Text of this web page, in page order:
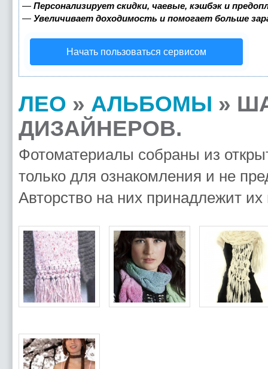
— Персонализирует скидки, чаевые, кэшбэк и
— Увеличивает доходимость и помогает больше
Начать пользоваться сервисом
ЛЕО » АЛЬБОМЫ »
ДИЗАЙНЕРОВ.
Фотоматериалы собраны из
только для ознакомления и не
Авторство на них принадлежит